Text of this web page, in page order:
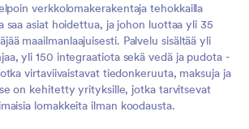
verkkolomakerakentaja tehokkailla
saa asiat hoidettua, ja johon luottaa yli 35
maailmanlaajuisesti. Palvelu sisältää yli
yli 150 integraatiota sekä vedä ja pudota -
virtaviivaistavat tiedonkeruuta, maksuja ja
on kehitetty yrityksille, jotka tarvitsevat
lomakkeita ilman koodausta.